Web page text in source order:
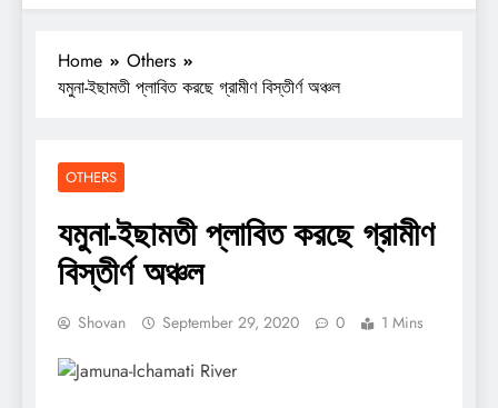
আজ সারাদিন
Home
Others
যমুনা-ইছামতী প্লাবিত করছে গ্রামীণ বিস্তীর্ণ অঞ্চল
OTHERS
যমুনা-ইছামতী প্লাবিত করছে গ্রামীণ
বিস্তীর্ণ অঞ্চল
Shovan September 29, 2020 0 1 Mins